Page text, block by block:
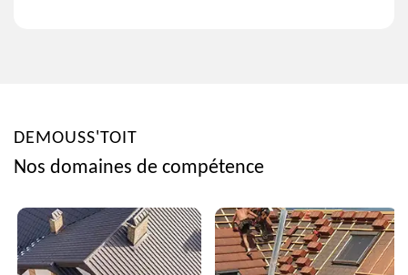
DEMOUSS'TOIT
Nos domaines de compétence